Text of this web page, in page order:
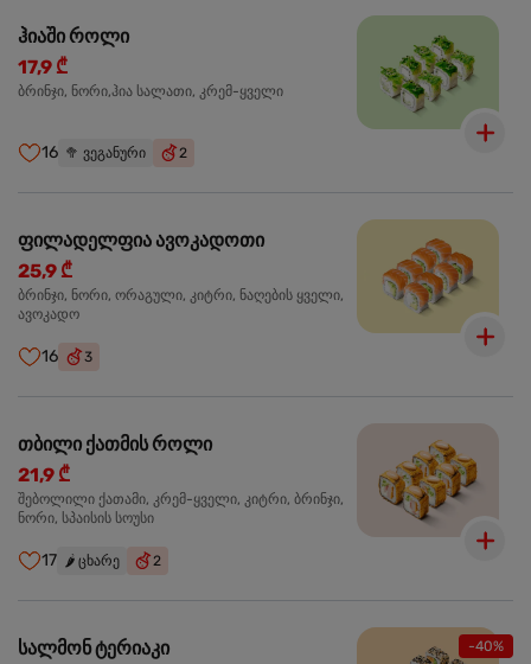
ჰიაში როლი
17,9 ₾
ბრინჯი, ნორი,ჰია სალათი, კრემ-ყველი
16 🥦 ვეგანური 2
ფილადელფია ავოკადოთი
25,9 ₾
ბრინჯი, ნორი, ორაგული, კიტრი, ნაღების ყველი,
ავოკადო
16 3
თბილი ქათმის როლი
21,9 ₾
შებოლილი ქათამი, კრემ-ყველი, კიტრი, ბრინჯი,
ნორი, სპაისის სოუსი
17 🌶️ ცხარე 2
-40%
სალმონ ტერიაკი